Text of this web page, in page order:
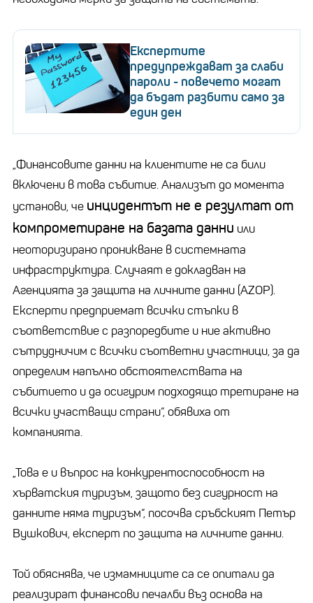
Експертите
предупреждават за слаби
пароли - повечето могат
да бъдат разбити само за
един ден
„Финансовите данни на клиентите не са били
включени в това събитие. Анализът до момента
установи, че инцидентът не е резултат от
компрометиране на базата данни или
неоторизирано проникване в системната
инфраструктура. Случаят е докладван на
Агенцията за защита на личните данни (AZOP).
Експерти предприемат всички стъпки в
съответствие с разпоредбите и ние активно
сътрудничим с всички съответни участници, за да
определим напълно обстоятелствата на
събитието и да осигурим подходящо третиране на
всички участващи страни“, обявиха от
компанията.
„Това е и въпрос на конкурентоспособност на
хърватския туризъм, защото без сигурност на
данните няма туризъм“, посочва сръбският Петър
Вушкович, експерт по защита на личните данни.
Той обяснява, че измамниците са се опитали да
реализират финансови печалби въз основа на